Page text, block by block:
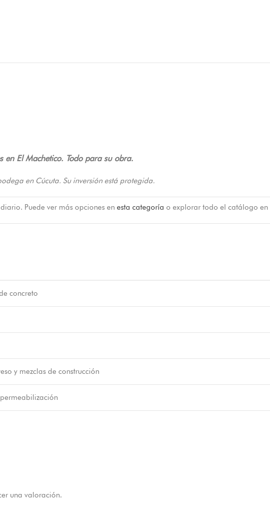
en El Machetico. Todo para su obra.
en Cúcuta. Su inversión está protegida.
Puede ver más opciones en esta categoría o explorar todo el catálogo en
concreto
y mezclas de construcción
una valoración.